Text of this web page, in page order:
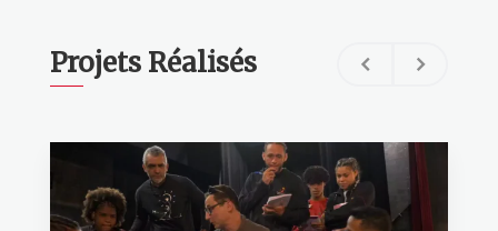
Projets Réalisés